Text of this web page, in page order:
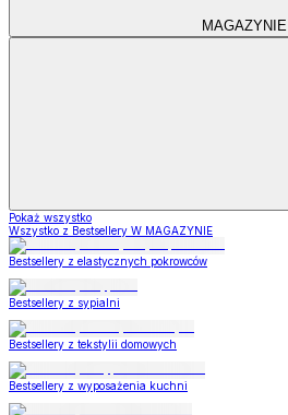
MAGAZYNIE
Pokaż wszystko
Wszystko z Bestsellery W MAGAZYNIE
Bestsellery z elastycznych pokrowców
Bestsellery z sypialni
Bestsellery z tekstylii domowych
Bestsellery z wyposażenia kuchni